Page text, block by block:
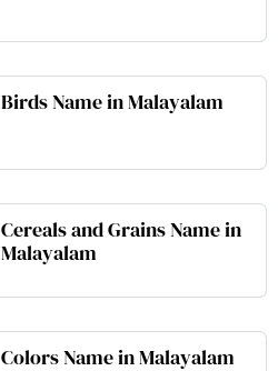
Birds Name in Malayalam
Cereals and Grains Name in
Malayalam
Colors Name in Malayalam